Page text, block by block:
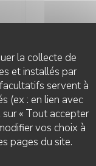
la collecte de
et installés par
servent à
(ex : en lien avec
« Tout accepter
vos choix à
pages du site.
5 /5